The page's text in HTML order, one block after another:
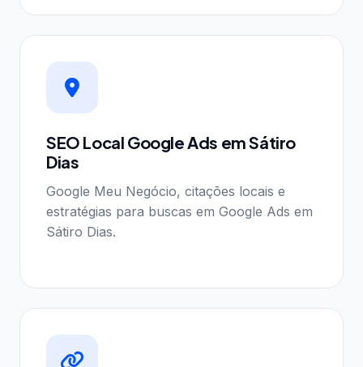
SEO Local Google Ads em Sátiro
Dias
Google Meu Negócio, citações locais e
estratégias para buscas em Google Ads em
Sátiro Dias.